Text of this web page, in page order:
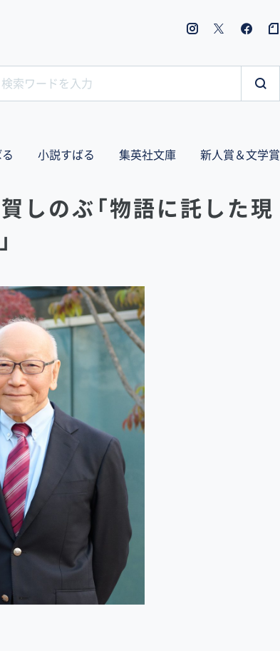
小説すばる 集英社文庫 新人賞＆文学賞
しのぶ「物語に託した現